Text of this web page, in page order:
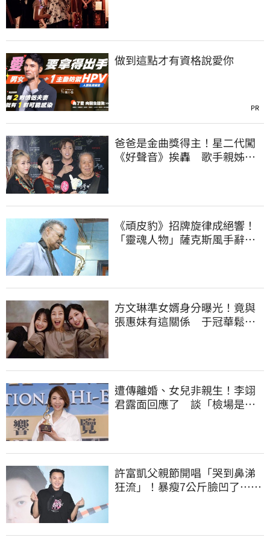
做到這點才有資格說愛你
PR
爸爸是金曲獎得主！星二代闖
《好聲音》挨轟 歌手親姊心
《頑皮豹》招牌旋律成絕響！
「靈魂人物」薩克斯風手辭
方文琳準女婿身分曝光！竟與
張惠妹有這關係 于冠華鬆口
遭傳離婚、女兒非親生！李翊
君露面回應了 談「檢場是否
許富凱父親節開唱「哭到鼻涕
狂流」！暴瘦7公斤臉凹了…媽